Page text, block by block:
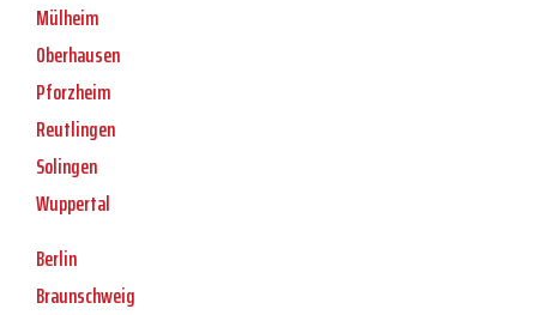
Mülheim
Oberhausen
Pforzheim
Reutlingen
Solingen
Wuppertal
Berlin
Braunschweig